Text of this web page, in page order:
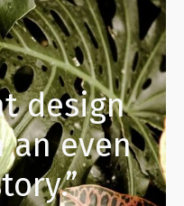
design
an even